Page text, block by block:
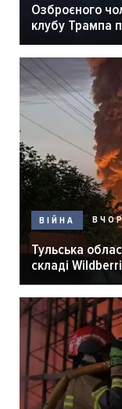
Озброєного
клубу Трампа
ВІЙНА
Тульська
складі